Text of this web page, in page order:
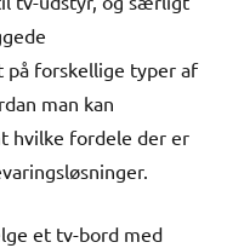
på forskellige typer af
man kan
hvilke fordele der er
et tv-bord med